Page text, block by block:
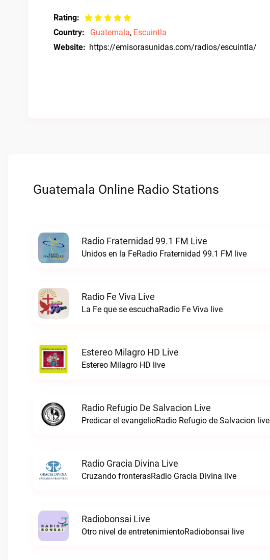
Rating:
Country:
Guatemala, Escuintla
Website: https://emisorasunidas.com/radios/escuintla/
Guatemala Online Radio Stations
Radio Fraternidad 99.1 FM Live
Unidos en la FeRadio Fraternidad 99.1 FM live
Radio Fe Viva Live
La Fe que se escuchaRadio Fe Viva live
Estereo Milagro HD Live
Estereo Milagro HD live
Radio Refugio De Salvacion Live
Predicar el evangelioRadio Refugio de Salvacion live
Radio Gracia Divina Live
Cruzando fronterasRadio Gracia Divina live
Radiobonsai Live
Otro nivel de entretenimientoRadiobonsai live